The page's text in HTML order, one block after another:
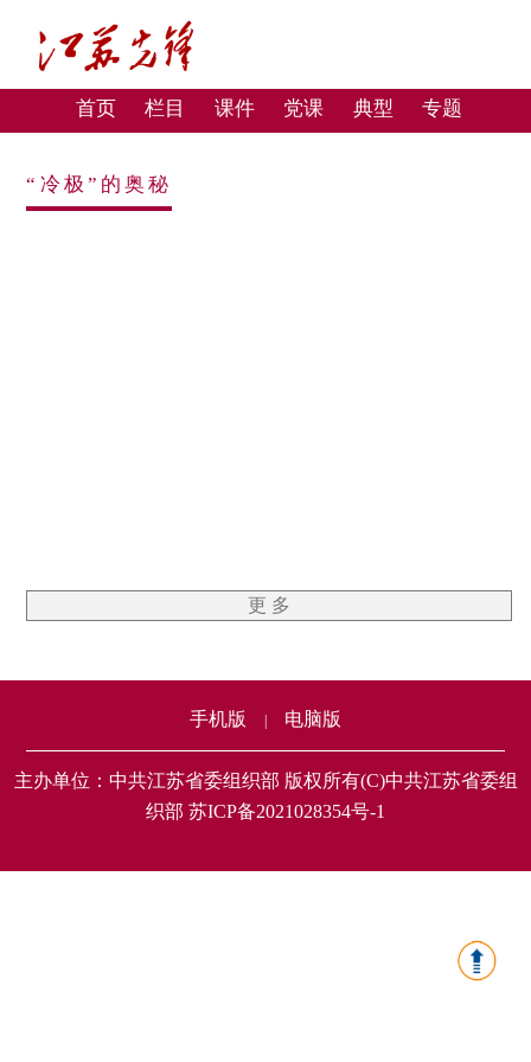
首页 栏目 课件 党课 典型 专题
“冷极”的奥秘
更 多
手机版 电脑版
主办单位：中共江苏省委组织部 版权所有(C)中共江苏省委组
织部 苏ICP备2021028354号-1